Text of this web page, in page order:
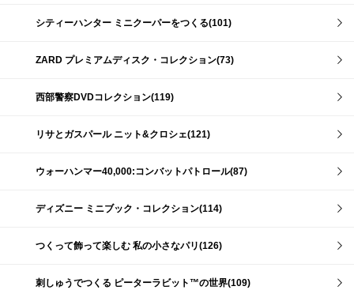
シティーハンター ミニクーパーをつくる(101)
ZARD プレミアムディスク・コレクション(73)
西部警察DVDコレクション(119)
リサとガスパール ニット&クロシェ(121)
ウォーハンマー40,000:コンバットパトロール(87)
ディズニー ミニブック・コレクション(114)
つくって飾って楽しむ 私の小さなパリ(126)
刺しゅうでつくる ピーターラビット™の世界(109)